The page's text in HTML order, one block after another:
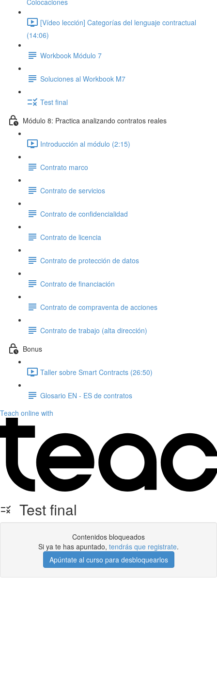
Colocaciones
[Vídeo lección] Categorías del lenguaje contractual
(14:06)
Workbook Módulo 7
Soluciones al Workbook M7
Test final
Módulo 8: Practica analizando contratos reales
Introducción al módulo (2:15)
Contrato marco
Contrato de servicios
Contrato de confidencialidad
Contrato de licencia
Contrato de protección de datos
Contrato de financiación
Contrato de compraventa de acciones
Contrato de trabajo (alta dirección)
Bonus
Taller sobre Smart Contracts (26:50)
Glosario EN - ES de contratos
Teach online with
Test final
Contenidos bloqueados
Si ya te has apuntado, tendrás que registrate.
Apúntate al curso para desbloquearlos